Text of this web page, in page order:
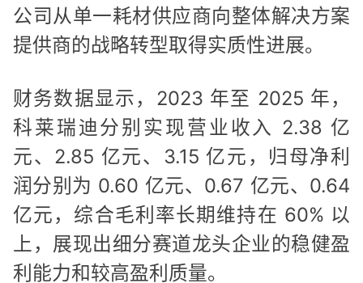
公司从单一耗材供应商向整体解决方案
提供商的战略转型取得实质性进展。
财务数据显示，2023 年至 2025 年，
科莱瑞迪分别实现营业收入 2.38 亿
元、2.85 亿元、3.15 亿元，归母净利
润分别为 0.60 亿元、0.67 亿元、0.64
亿元，综合毛利率长期维持在 60% 以
上，展现出细分赛道龙头企业的稳健盈
利能力和较高盈利质量。